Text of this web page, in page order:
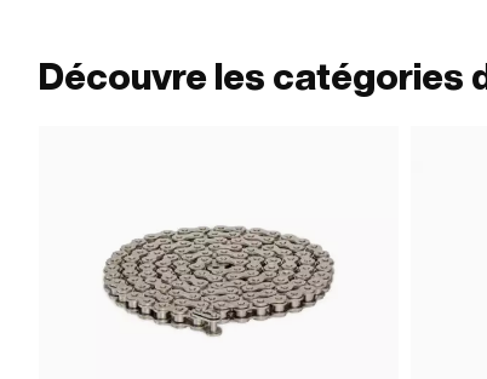
Découvre les catégories